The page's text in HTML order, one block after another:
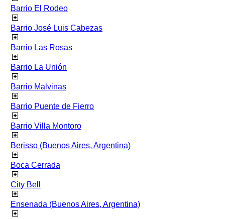
Barrio El Rodeo
Barrio José Luis Cabezas
Barrio Las Rosas
Barrio La Unión
Barrio Malvinas
Barrio Puente de Fierro
Barrio Villa Montoro
Berisso (Buenos Aires, Argentina)
Boca Cerrada
City Bell
Ensenada (Buenos Aires, Argentina)